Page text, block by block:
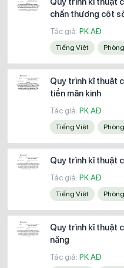
chấn thương cột
Tác giả: PK AĐ
Tiếng Việt
Quy trình kĩ thuật
tiền mãn kinh
Tác giả: PK AĐ
Tiếng Việt
Quy trình kĩ thuật
Tác giả: PK AĐ
Tiếng Việt
Quy trình kĩ thuật
năng
Tác giả: PK AĐ